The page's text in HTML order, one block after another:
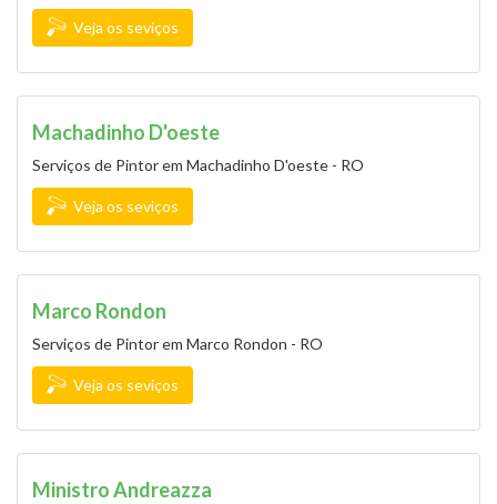
Veja os seviços
Machadinho D'oeste
Serviços de Pintor em Machadinho D'oeste - RO
Veja os seviços
Marco Rondon
Serviços de Pintor em Marco Rondon - RO
Veja os seviços
Ministro Andreazza